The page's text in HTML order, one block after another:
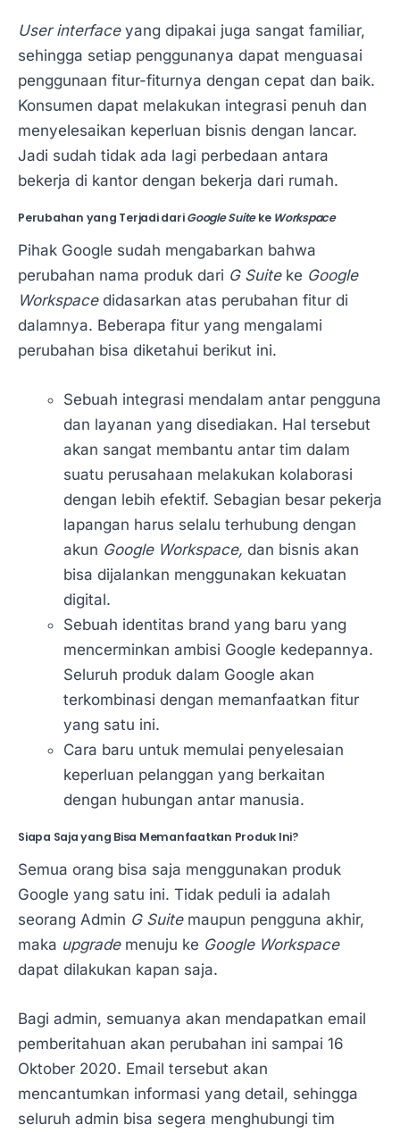
User interfaceyang dipakai juga sangat familiar,
sehingga setiap penggunanya dapat menguasai
penggunaan fitur-fiturnya dengan cepat dan baik.
Konsumen dapat melakukan integrasi penuh dan
menyelesaikan keperluan bisnis dengan lancar.
Jadi sudah tidak ada lagi perbedaan antara
bekerja di kantor dengan bekerja dari rumah.
Perubahan yang Terjadi dariGoogle Suiteke Workspace
Pihak Google sudah mengabarkan bahwa
perubahan nama produk dari G Suiteke Google
Workspacedidasarkan atas perubahan fitur di
dalamnya. Beberapa fitur yang mengalami
perubahan bisa diketahui berikut ini.
Sebuah integrasi mendalam antar pengguna
dan layanan yang disediakan. Hal tersebut
akan sangat membantu antar tim dalam
suatu perusahaan melakukan kolaborasi
dengan lebih efektif. Sebagian besar pekerja
lapangan harus selalu terhubung dengan
akun Google Workspace, dan bisnis akan
bisa dijalankan menggunakan kekuatan
digital.
Sebuah identitas brand yang baru yang
mencerminkan ambisi Google kedepannya.
Seluruh produk dalam Google akan
terkombinasi dengan memanfaatkan fitur
yang satu ini.
Cara baru untuk memulai penyelesaian
keperluan pelanggan yang berkaitan
dengan hubungan antar manusia.
Siapa Saja yang Bisa Memanfaatkan Produk Ini?
Semua orang bisa saja menggunakan produk
Google yang satu ini. Tidak peduli ia adalah
seorang Admin G Suitemaupun pengguna akhir,
maka upgrademenuju ke Google Workspace
dapat dilakukan kapan saja.
Bagi admin, semuanya akan mendapatkan email
pemberitahuan akan perubahan ini sampai 16
Oktober 2020. Email tersebut akan
mencantumkan informasi yang detail, sehingga
seluruh admin bisa segera menghubungi tim